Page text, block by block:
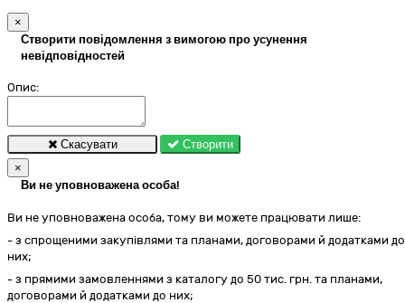
×
Створити повідомлення з вимогою про усунення
невідповідностей
Опис:
Скасувати
Створити
×
Ви не уповноважена особа!
Ви не уповноважена особа, тому ви можете працювати лише:
- з спрощеними закупівлями та планами, договорами й додатками до
них;
- з прямими замовленнями з каталогу до 50 тис. грн. та планами,
договорами й додатками до них;